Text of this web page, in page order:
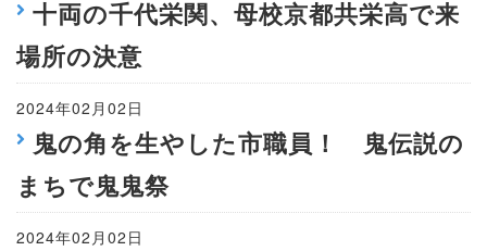
十両の千代栄関、母校京都共栄高で来
場所の決意
2024年02月02日
鬼の角を生やした市職員！ 鬼伝説の
まちで鬼鬼祭
2024年02月02日